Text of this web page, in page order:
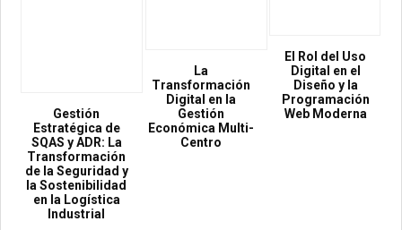
Gestión
Estratégica de
SQAS y ADR: La
Transformación
de la Seguridad y
la Sostenibilidad
en la Logística
Industrial
La
Transformación
Digital en la
Gestión
Económica Multi-
Centro
El Rol del Uso
Digital en el
Diseño y la
Programación
Web Moderna